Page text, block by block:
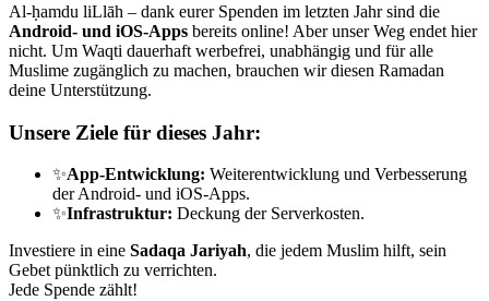
Al-ḥamdu liLlāh – dank eurer Spenden im letzten Jahr sind die
Android- und iOS-Apps bereits online! Aber unser Weg endet hier
nicht. Um Waqti dauerhaft werbefrei, unabhängig und für alle
Muslime zugänglich zu machen, brauchen wir diesen Ramadan
deine Unterstützung.
Unsere Ziele für dieses Jahr:
✨App-Entwicklung: Weiterentwicklung und Verbesserung
der Android- und iOS-Apps.
✨Infrastruktur: Deckung der Serverkosten.
Investiere in eine Sadaqa Jariyah, die jedem Muslim hilft, sein
Gebet pünktlich zu verrichten.
Jede Spende zählt!